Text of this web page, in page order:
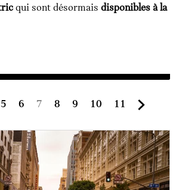
qui sont désormais disponibles à la
Page
5 Page
6
Page
7 Page
8 Page
9 Page
10 Page
11